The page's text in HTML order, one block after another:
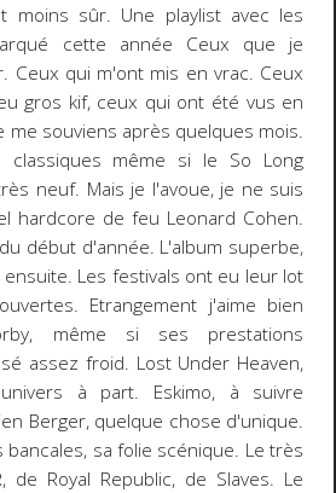
moins sûr. Une playlist avec les
cette année Ceux que je
Ceux qui m'ont mis en vrac. Ceux
gros kif, ceux qui ont été vus en
me souviens après quelques mois.
classiques même si le So Long
neuf. Mais je l'avoue, je ne suis
hardcore de feu Leonard Cohen.
début d'année. L'album superbe,
ensuite. Les festivals ont eu leur lot
Etrangement j'aime bien
même si ses prestations
assez froid. Lost Under Heaven,
à part. Eskimo, à suivre
Berger, quelque chose d'unique.
bancales, sa folie scénique. Le très
de Royal Republic, de Slaves. Le